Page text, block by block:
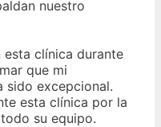
nuestro
esta clínica durante
que mi
sido excepcional.
esta clínica por la
su equipo.